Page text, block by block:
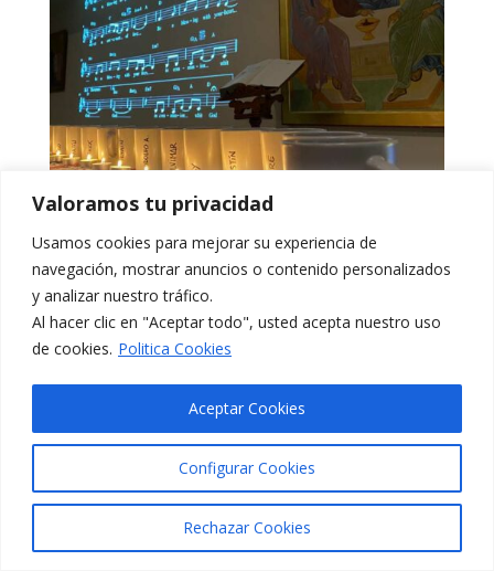
Valoramos tu privacidad
Usamos cookies para mejorar su experiencia de
navegación, mostrar anuncios o contenido personalizados
y analizar nuestro tráfico.
Al hacer clic en "Aceptar todo", usted acepta nuestro uso
de cookies. Politica Cookies
Configurar Cookies
Rechazar Cookies
Aceptar Cookies
Etiquetas
(15) amor (6) asociación
creatividad(3) desierto(3) Dios(16) diálogo(5)